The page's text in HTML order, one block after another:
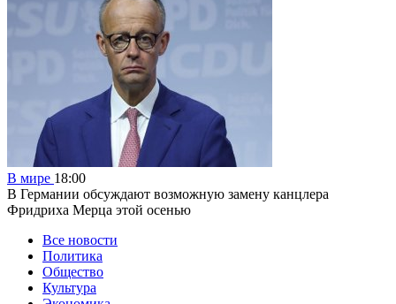
В мире 18:00
В Германии обсуждают возможную замену канцлера
Фридриха Мерца этой осенью
Все новости
Политика
Общество
Культура